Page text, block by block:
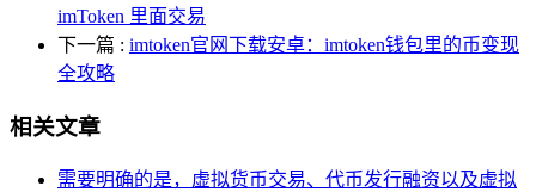
imToken 里面交易
下一篇 : imtoken官网下载安卓：imtoken钱包里的币变现
全攻略
相关文章
需要明确的是，虚拟货币交易、代币发行融资以及虚拟